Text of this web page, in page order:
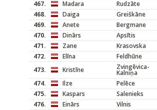
467.
Madara Rudzāte
468.
Daiga Greiškāne
469.
Anete
Bergmane
470.
Dinārs Apsītis
471.
Zane
Krasovska
472.
Elīna
Feldhūne
473.
Kristīne Zvingēvica-
Kalniņa
474.
Ilze Pelēce
475.
Kaspars
Salenieks
476.
Einārs
Vilnis